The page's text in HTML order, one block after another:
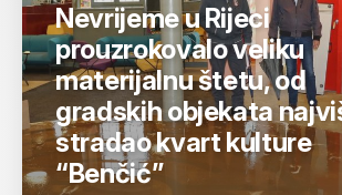
Nevrijeme u Rijeci
prouzrokovalo veliku
materijalnu štetu, od
gradskih objekata
stradao kvart kulture
“Benčić”